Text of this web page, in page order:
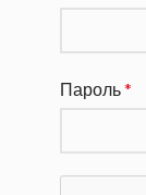
Пароль*